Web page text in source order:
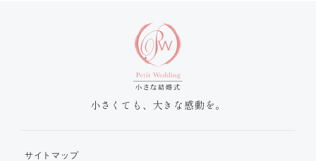
小さくても、大きな感動を。
サイトマップ